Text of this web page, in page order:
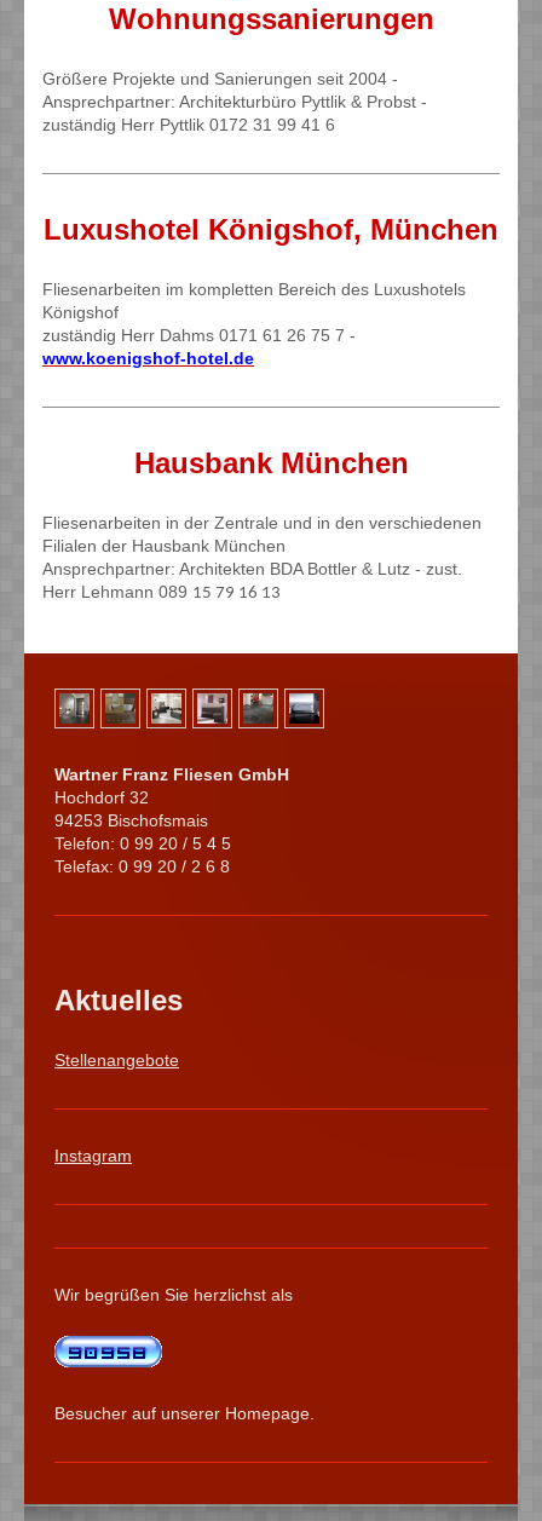
Wohnungssanierungen
Größere Projekte und Sanierungen seit 2004 -
Ansprechpartner: Architekturbüro Pyttlik & Probst -
zuständig Herr Pyttlik 0172 31 99 41 6
Luxushotel Königshof, München
Fliesenarbeiten im kompletten Bereich des Luxushotels
Königshof
zuständig Herr Dahms 0171 61 26 75 7 -
www.koenigshof-hotel.de
Hausbank München
Fliesenarbeiten in der Zentrale und in den verschiedenen
Filialen der Hausbank München
Ansprechpartner: Architekten BDA Bottler & Lutz - zust.
Herr Lehmann 089 15 79 16 13
Wartner Franz Fliesen GmbH
Hochdorf 32
94253 Bischofsmais
Telefon: 0 99 20 / 5 4 5
Telefax: 0 99 20 / 2 6 8
Aktuelles
Stellenangebote
Instagram
Wir begrüßen Sie herzlichst als
Besucher auf unserer Homepage.